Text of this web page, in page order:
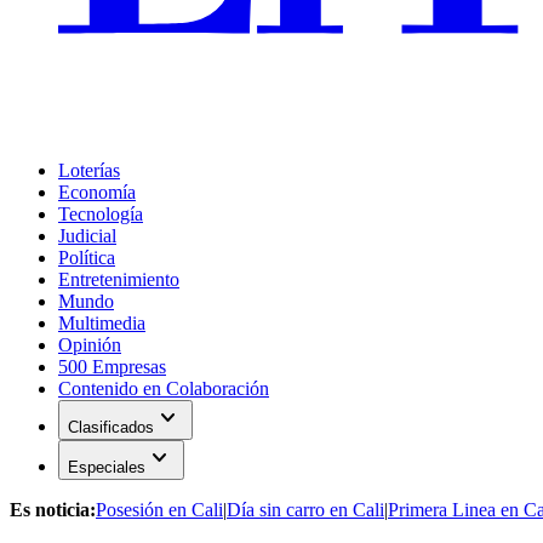
Loterías
Economía
Tecnología
Judicial
Política
Entretenimiento
Mundo
Multimedia
Opinión
500 Empresas
Contenido en Colaboración
Clasificados expand_more
Especiales expand_more
Es noticia:Posesión en Cali|Día sin carro en Cali|Primera Linea en